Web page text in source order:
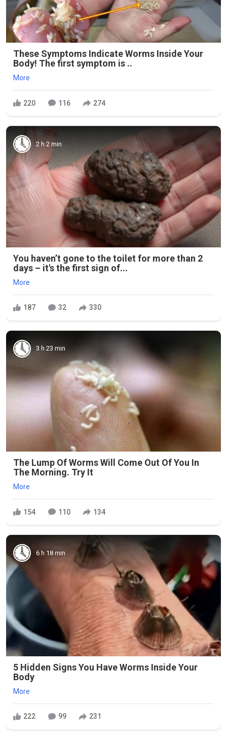
These Symptoms Indicate Worms Inside Your
Body! The first symptom is ..
More
220 116 274
2 h 2 min
You haven’t gone to the toilet for more than 2
days – it's the first sign of...
More
187 32 330
3 h 23 min
The Lump Of Worms Will Come Out Of You In
The Morning. Try It
More
154 110 134
6 h 18 min
5 Hidden Signs You Have Worms Inside Your
Body
More
222 99 231